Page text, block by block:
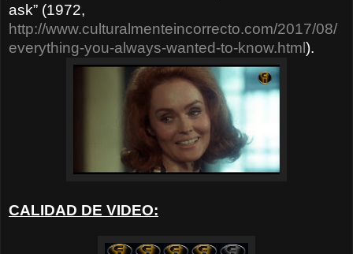
ask” (1972,
http://www.culturalmenteincorrecto.com/2017/08/
everything-you-always-wanted-to-know.html).
CALIDAD DE VIDEO: